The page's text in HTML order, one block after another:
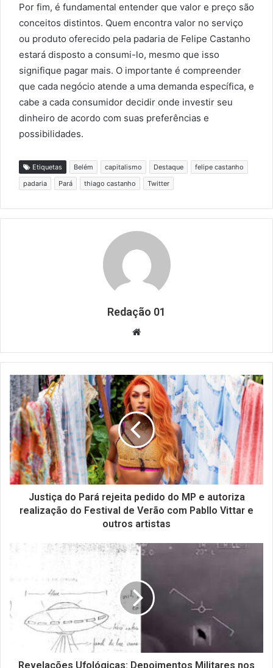
Por fim, é fundamental entender que valor e preço são
conceitos distintos. Quem encontra valor no serviço
ou produto oferecido pela padaria de Felipe Castanho
estará disposto a consumi-lo, mesmo que isso
signifique pagar mais. O importante é compreender
que cada negócio atende a uma demanda específica, e
cabe a cada consumidor decidir onde investir seu
dinheiro de acordo com suas preferências e
possibilidades.
Etiquetas Belém capitalismo Destaque
felipe castanho
padaria
Pará thiago castanho Twitter
Redação 01
Website
Justiça do Pará rejeita pedido do MP e autoriza
realização do Festival de Verão com Pabllo Vittar e
outros artistas
Revelações Ufológicas: Depoimentos Militares nos